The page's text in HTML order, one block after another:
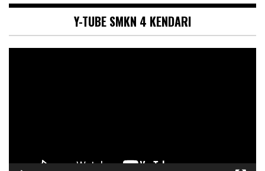
Y-TUBE SMKN 4 KENDARI